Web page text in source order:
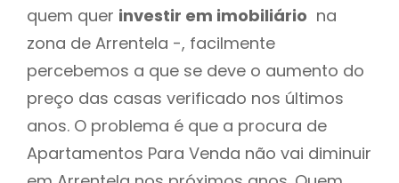
quem quer investir em imobiliário na
zona de Arrentela -, facilmente
percebemos a que se deve o aumento do
preço das casas verificado nos últimos
anos. O problema é que a procura de
Apartamentos Para Venda não vai diminuir